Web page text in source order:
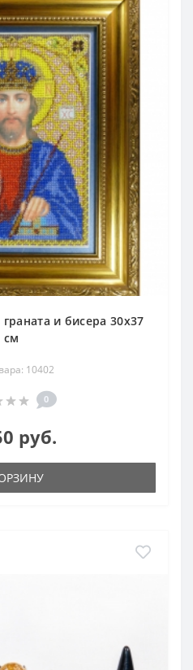
и бисера 30х37
см
10402
0
руб.